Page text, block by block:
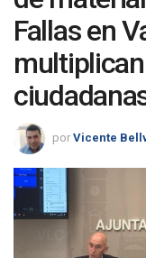
Fallas en
por Vicente